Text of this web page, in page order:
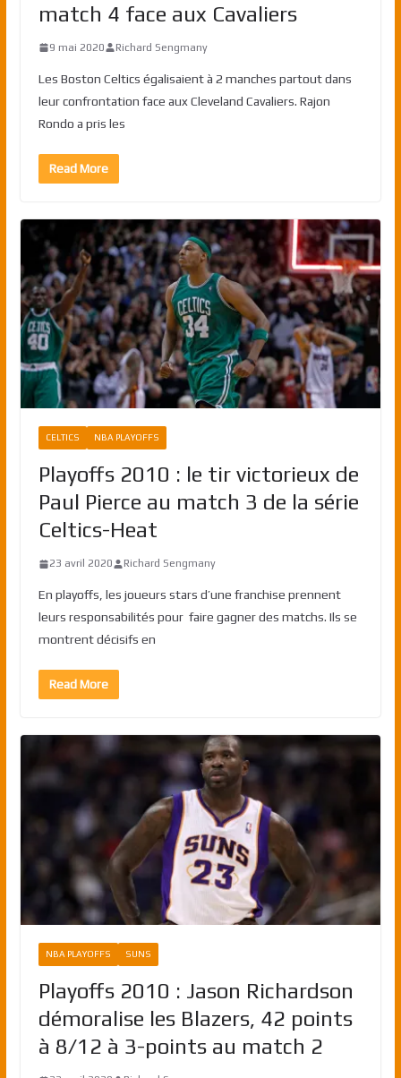
match 4 face aux Cavaliers
9 mai 2020 Richard Sengmany
Les Boston Celtics égalisaient à 2 manches partout dans
leur confrontation face aux Cleveland Cavaliers. Rajon
Rondo a pris les
Read More
CELTICS NBA PLAYOFFS
Playoffs 2010 : le tir victorieux de
Paul Pierce au match 3 de la série
Celtics-Heat
23 avril 2020 Richard Sengmany
En playoffs, les joueurs stars d’une franchise prennent
leurs responsabilités pour faire gagner des matchs. Ils se
montrent décisifs en
Read More
NBA PLAYOFFS SUNS
Playoffs 2010 : Jason Richardson
démoralise les Blazers, 42 points
à 8/12 à 3-points au match 2